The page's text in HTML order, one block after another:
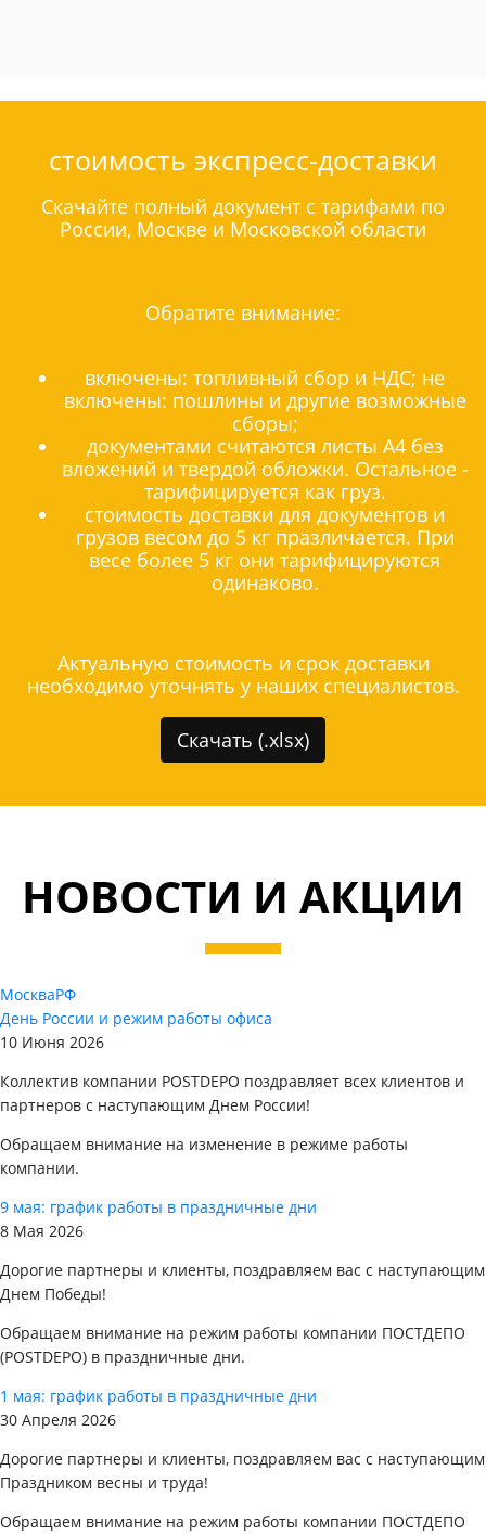
стоимость экспресс-доставки
Скачайте полный документ с тарифами по
России, Москве и Московской области
Обратите внимание:
включены: топливный сбор и НДС; не
включены: пошлины и другие возможные
сборы;
документами считаются листы А4 без
вложений и твердой обложки. Остальное -
тарифицируется как груз.
стоимость доставки для документов и
грузов весом до 5 кг празличается. При
весе более 5 кг они тарифицируются
одинаково.
Актуальную стоимость и срок доставки
необходимо уточнять у наших специалистов.
Скачать (.xlsx)
НОВОСТИ И АКЦИИ
МоскваРФ
День России и режим работы офиса
10 Июня 2026
Коллектив компании POSTDEPO поздравляет всех клиентов и
партнеров с наступающим Днем России!
Обращаем внимание на изменение в режиме работы
компании.
9 мая: график работы в праздничные дни
8 Мая 2026
Дорогие партнеры и клиенты, поздравляем вас с наступающим
Днем Победы!
Обращаем внимание на режим работы компании ПОСТДЕПО
(POSTDEPO) в праздничные дни.
1 мая: график работы в праздничные дни
30 Апреля 2026
Дорогие партнеры и клиенты, поздравляем вас с наступающим
Праздником весны и труда!
Обращаем внимание на режим работы компании ПОСТДЕПО